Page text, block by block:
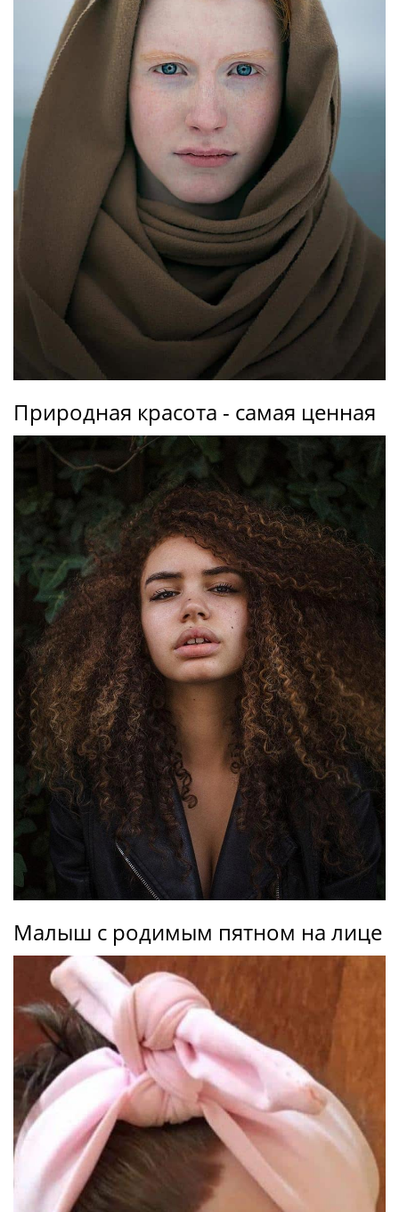
Природная красота - самая ценная
Малыш с родимым пятном на лице